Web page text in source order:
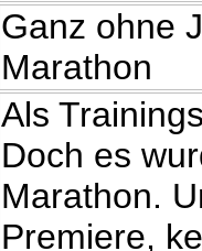
Ganz ohne
Marathon
Als
Doch es
Marathon.
Premiere,